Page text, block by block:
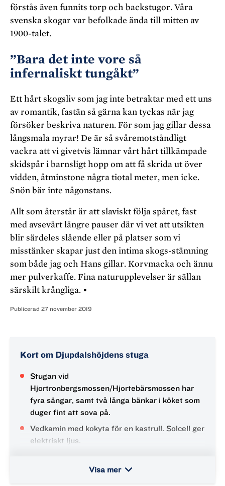
förstås även funnits torp och backstugor. Våra
svenska skogar var befolkade ända till mitten av
1900-talet.
”Bara det inte vore så
infernaliskt tungåkt”
Ett hårt skogsliv som jag inte betraktar med ett uns
av romantik, fastän så gärna kan tyckas när jag
försöker beskriva naturen. För som jag gillar dessa
långsmala myrar! De är så svåremotståndligt
vackra att vi givetvis lämnar vårt hårt tillkämpade
skidspår i barnsligt hopp om att få skrida ut över
vidden, åtminstone några tiotal meter, men icke.
Snön bär inte någonstans.
Allt som återstår är att slaviskt följa spåret, fast
med avsevärt längre pauser där vi vet att utsikten
blir särdeles slående eller på platser som vi
misstänker skapar just den intima skogs-stämning
som både jag och Hans gillar. Korvmacka och ännu
mer pulverkaffe. Fina naturupplevelser är sällan
särskilt krångliga. •
Publicerad 27 november 2019
Kort om Djupdalshöjdens stuga
Stugan vid
Hjortronbergsmossen/Hjortebärsmossen har
fyra sängar, samt två långa bänkar i köket som
duger fint att sova på.
Vedkamin med kokyta för en kastrull. Solcell ger
elektriskt ljus.
Vatten hämtas ur närbelägen källa sommartid.
Stugan är olåst och gratis att nyttja. Den går
Visa merkeyboard_arrow_down